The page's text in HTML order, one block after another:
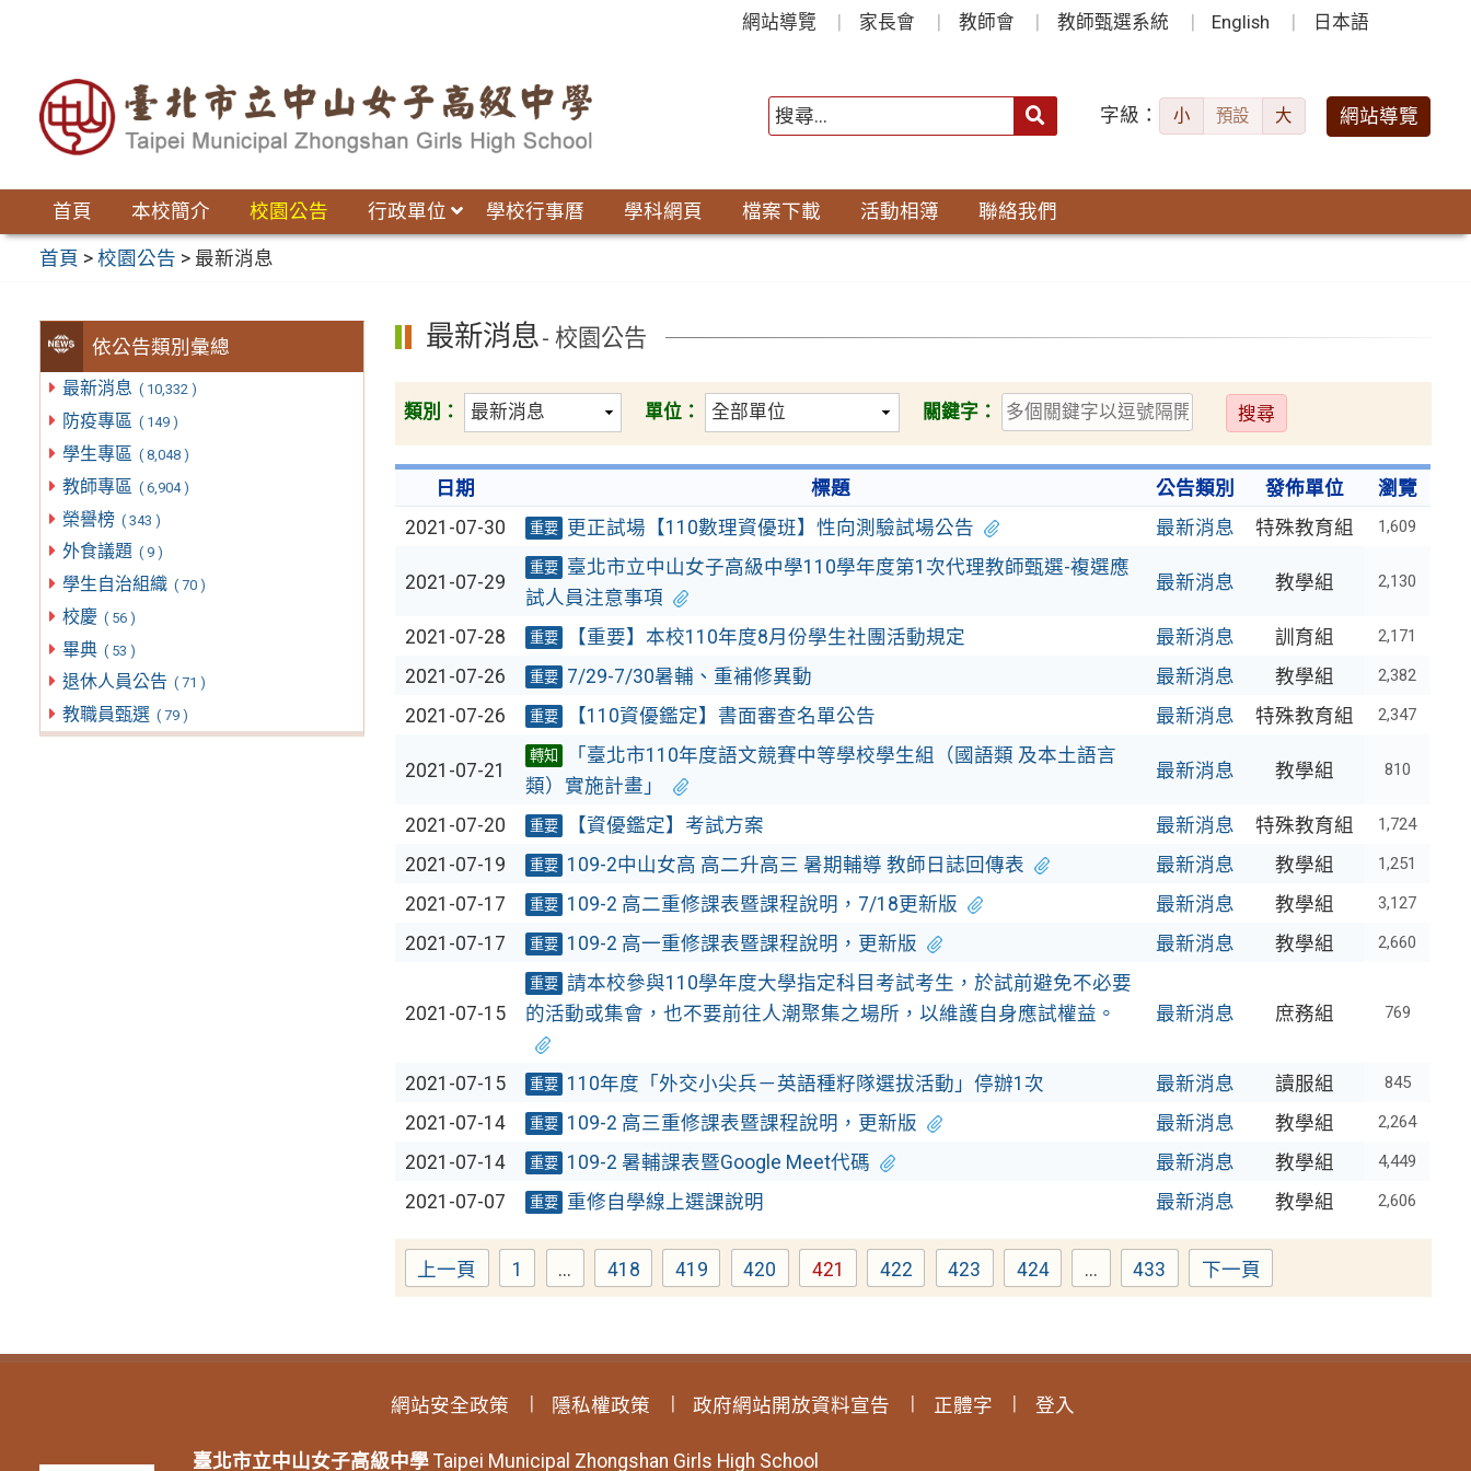
網站導覽 家長會 教師會 教師甄選系統 English 日本語
字級： 小 預設 大 網站導覽
首頁 本校簡介 校園公告 行政單位 學校行事曆 學科網頁 檔案下載 活動相簿 聯絡我們
首頁 >校園公告 > 最新消息
依公告類別彙總
最新消息 ( 10,332 )
防疫專區 ( 149 )
學生專區 ( 8,048 )
教師專區 ( 6,904 )
榮譽榜 ( 343 )
外食議題 ( 9 )
學生自治組織 ( 70 )
校慶 ( 56 )
畢典 ( 53 )
退休人員公告 ( 71 )
教職員甄選 ( 79 )
最新消息- 校園公告
類別： 單位： 關鍵字：
送
出
日期 標題 公告類別 發佈單位
瀏覽
2021-07-30
重要 更正試場【110數理資優班】性向測驗試場公告 最新消息 特殊教育組 1,609
2021-07-29
重要
臺北市立中山女子高級中學110學年度第1次代理教師甄選-複選應
試人員注意事項
最新消息 教學組 2,130
2021-07-28 重要 【重要】本校110年度8月份學生社團活動規定 最新消息 訓育組 2,171
2021-07-26 重要 7/29-7/30暑輔、重補修異動 最新消息 教學組 2,382
2021-07-26 重要 【110資優鑑定】書面審查名單公告 最新消息 特殊教育組 2,347
2021-07-21
轉知
「臺北市110年度語文競賽中等學校學生組（國語類 及本土語言
類）實施計畫」
最新消息 教學組 810
2021-07-20 重要 【資優鑑定】考試方案 最新消息 特殊教育組 1,724
2021-07-19 重要 109-2中山女高 高二升高三 暑期輔導 教師日誌回傳表 最新消息 教學組 1,251
2021-07-17 重要 109-2 高二重修課表暨課程說明，7/18更新版 最新消息 教學組 3,127
2021-07-17 重要 109-2 高一重修課表暨課程說明，更新版 最新消息 教學組 2,660
2021-07-15
重要 請本校參與110學年度大學指定科目考試考生，於試前避免不必要
的活動或集會，也不要前往人潮聚集之場所，以維護自身應試權益。
最新消息 庶務組 769
2021-07-15 重要 110年度「外交小尖兵－英語種籽隊選拔活動」停辦1次 最新消息 讀服組 845
2021-07-14 重要 109-2 高三重修課表暨課程說明，更新版 最新消息 教學組 2,264
2021-07-14 重要 109-2 暑輔課表暨Google Meet代碼 最新消息 教學組 4,449
2021-07-07 重要 重修自學線上選課說明 最新消息 教學組 2,606
上一頁 Page
1 ... Page
418 Page
419 Page
420 Page
421 Page
422 Page
423 Page
424 ... Page
433 下一頁
網站安全政策 隱私權政策 政府網站開放資料宣告 正體字 登入
臺北市立中山女子高級中學 Taipei Municipal Zhongshan Girls High School